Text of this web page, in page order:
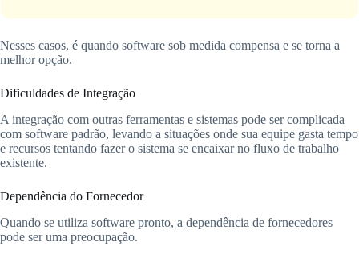
Nesses casos, é quando software sob medida compensa e se torna a
melhor opção.
Dificuldades de Integração
A integração com outras ferramentas e sistemas pode ser complicada
com software padrão, levando a situações onde sua equipe gasta tempo
e recursos tentando fazer o sistema se encaixar no fluxo de trabalho
existente.
Dependência do Fornecedor
Quando se utiliza software pronto, a dependência de fornecedores
pode ser uma preocupação.